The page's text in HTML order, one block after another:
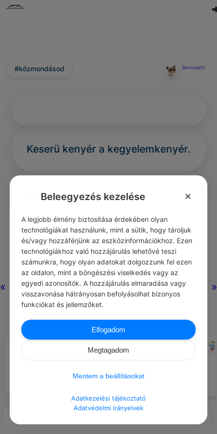
« »
#közmondásod Bernadett
Keserü kenyér a kegyelemkenyér.
#ILLEMSZABÁLYOK
Mindig mutass tiszteletet az
CHATGPT
Mutass empátiát és tiszteletet
Beleegyezés kezelése ×
A legjobb élmény biztosítása érdekében olyan
technológiákat használunk, mint a sütik, hogy tároljuk
és/vagy hozzáférjünk az eszközinformációkhoz. Ezen
technológiákhoz való hozzájárulás lehetővé teszi
számunkra, hogy olyan adatokat dolgozzunk fel ezen
az oldalon, mint a böngészési viselkedés vagy az
egyedi azonosítók. A hozzájárulás elmaradása vagy
visszavonása hátrányosan befolyásolhat bizonyos
funkciókat és jellemzőket.
Elfogadom
Megtagadom
Mentem a beállításokat
Adatkezelési tájékoztató
Adatvédelmi irányelvek